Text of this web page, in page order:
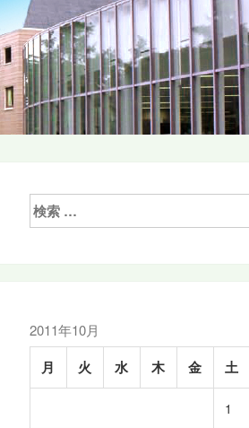
検
索:
2011年10月
月 火 水 木 金 土
1